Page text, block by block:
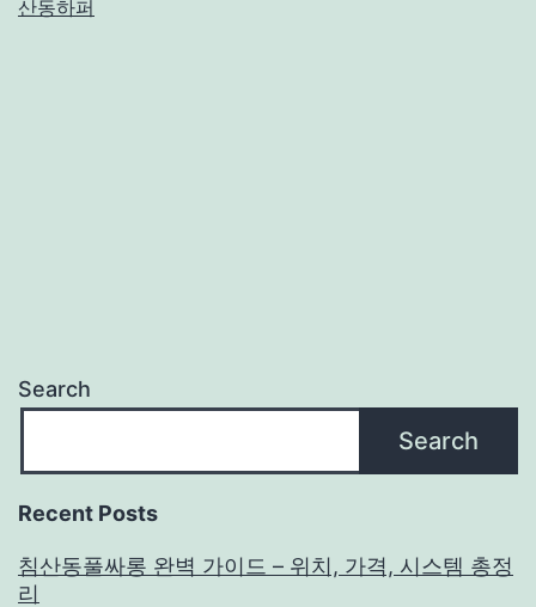
산동하퍼
Search
Search
Recent Posts
침산동풀싸롱 완벽 가이드 – 위치, 가격, 시스템 총정
리